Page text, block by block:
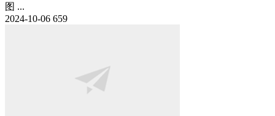
图 ...
2024-10-06 659